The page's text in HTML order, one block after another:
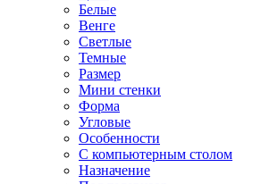
Белые
Венге
Светлые
Темные
Размер
Мини стенки
Форма
Угловые
Особенности
С компьютерным столом
Назначение